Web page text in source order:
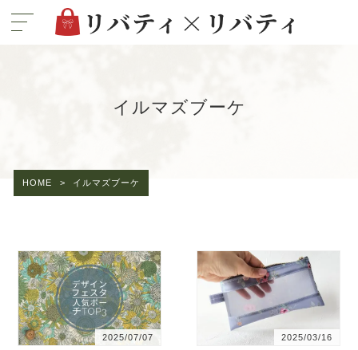
イルマズブーケ
HOME > イルマズブーケ
2025/07/07 2025/03/16